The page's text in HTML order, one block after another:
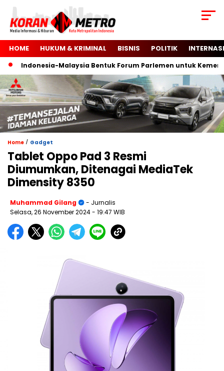
HOME HUKUM & KRIMINAL BISNIS POLITIK
Indonesia-Malaysia Bentuk Forum Parlemen untuk
Home / Gadget
Tablet Oppo Pad 3 Resmi
Diumumkan, Ditenagai MediaTek
Dimensity 8350
Muhammad Gilang
- Jurnalis
Selasa, 26 November 2024- 19:47 WIB